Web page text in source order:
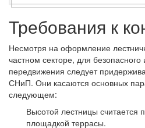
Требования к
Несмотря на оформление
частном секторе, для
передвижения следует
СНиП. Они касаются основных
следующем:
Высотой лестницы считается
площадкой террасы.